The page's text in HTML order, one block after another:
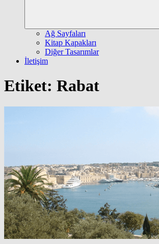
Ağ Sayfaları
Kitap Kapakları
Diğer Tasarımlar
İletişim
Etiket: Rabat